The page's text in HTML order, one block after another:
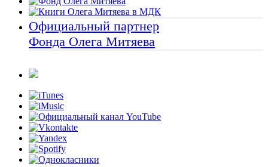
Официальный партнер
Фонда Олега Митяева